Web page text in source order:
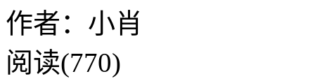
作者：小肖
阅读(770)